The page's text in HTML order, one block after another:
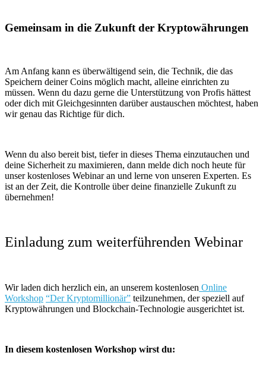
Gemeinsam in die Zukunft der Kryptowährungen
Am Anfang kann es überwältigend sein, die Technik, die das
Speichern deiner Coins möglich macht, alleine einrichten zu
müssen. Wenn du dazu gerne die Unterstützung von Profis hättest
oder dich mit Gleichgesinnten darüber austauschen möchtest, haben
wir genau das Richtige für dich.
Wenn du also bereit bist, tiefer in dieses Thema einzutauchen und
deine Sicherheit zu maximieren, dann melde dich noch heute für
unser kostenloses Webinar an und lerne von unseren Experten. Es
ist an der Zeit, die Kontrolle über deine finanzielle Zukunft zu
übernehmen!
Einladung zum weiterführenden Webinar
Wir laden dich herzlich ein, an unserem kostenlosen Online
Workshop “Der Kryptomillionär” teilzunehmen, der speziell auf
Kryptowährungen und Blockchain-Technologie ausgerichtet ist.
In diesem kostenlosen Workshop wirst du: